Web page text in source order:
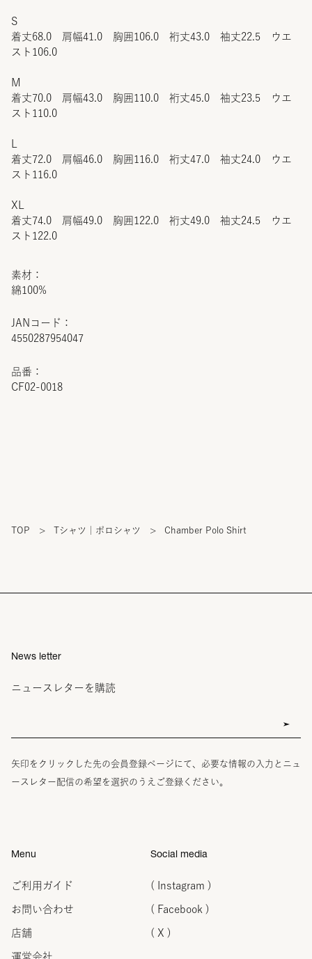
JANコード：
4550287954047
品番：
CF02-0018
S
着丈68.0 肩幅41.0 胸囲106.0 裄丈43.0 袖丈22.5 ウエ
スト106.0
M
着丈70.0 肩幅43.0 胸囲110.0 裄丈45.0 袖丈23.5 ウエ
スト110.0
着丈72.0 肩幅46.0 胸囲116.0 裄丈47.0 袖丈24.0 ウエ
スト116.0
XL
着丈74.0 肩幅49.0 胸囲122.0 裄丈49.0 袖丈24.5 ウエ
スト122.0
素材：
綿100%
TOP > Tシャツ｜ポロシャツ > Chamber Polo Shirt
News letter
ニュースレターを購読
矢印をクリックした先の会員登録ページにて、必要な情報の入力とニュ
ースレター配信の希望を選択のうえご登録ください。
Menu
ご利用ガイド
お問い合わせ
店舗
運営会社
Social media
( Instagram )
( Facebook )
( X )